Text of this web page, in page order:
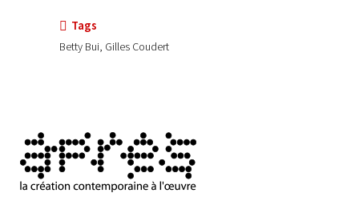
Tags
Betty Bui, Gilles Coudert